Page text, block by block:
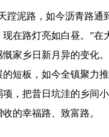
泥路，如今沥青路通
在路灯亮如白昼。”在
家乡日新月异的变化
的短板，如今全镇聚力
，把昔日坑洼的乡间
的幸福路、致富路。